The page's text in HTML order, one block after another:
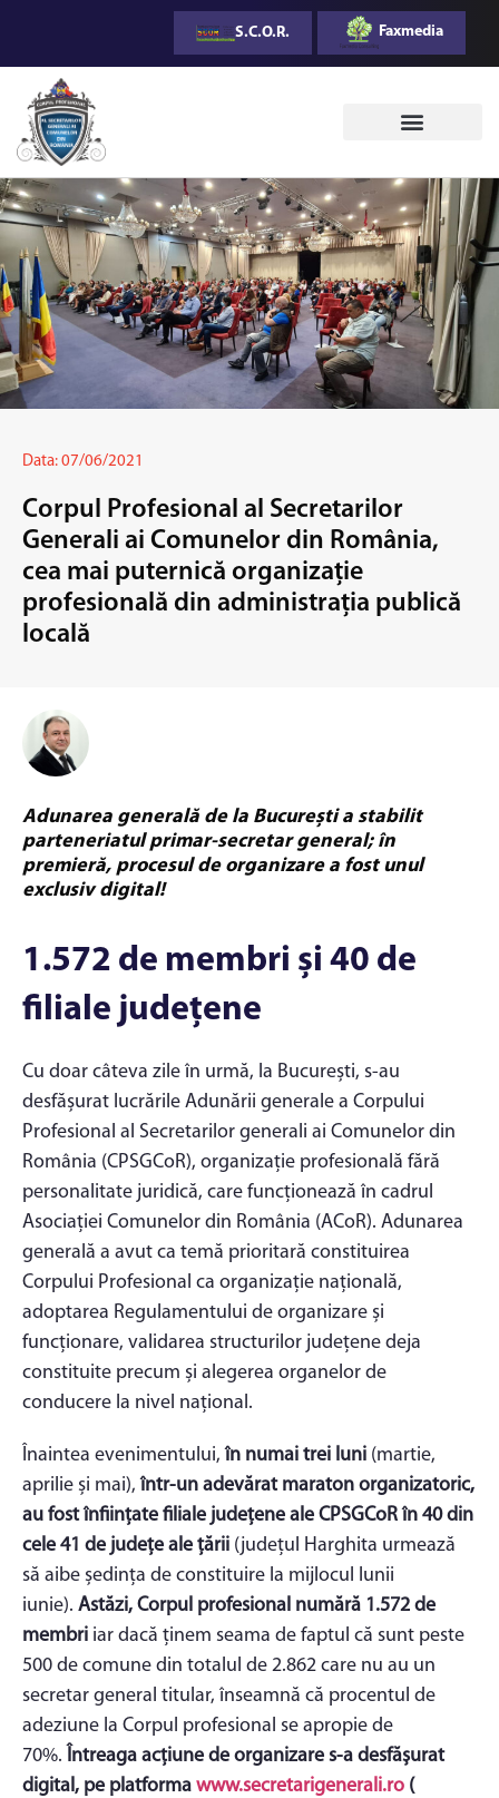
S.C.O.R. Faxmedia
Data: 07/06/2021
Corpul Profesional al Secretarilor
Generali ai Comunelor din România,
cea mai puternică organizație
profesională din administrația publică
locală
Adunarea generală de la București a stabilit
parteneriatul primar-secretar general; în
premieră, procesul de organizare a fost unul
exclusiv digital!
1.572 de membri și 40 de
filiale județene
Cu doar câteva zile în urmă, la București, s-au
desfășurat lucrările Adunării generale a Corpului
Profesional al Secretarilor generali ai Comunelor din
România (CPSGCoR), organizație profesională fără
personalitate juridică, care funcționează în cadrul
Asociației Comunelor din România (ACoR). Adunarea
generală a avut ca temă prioritară constituirea
Corpului Profesional ca organizație națională,
adoptarea Regulamentului de organizare și
funcționare, validarea structurilor județene deja
constituite precum și alegerea organelor de
conducere la nivel național.
Înaintea evenimentului,în numai trei luni (martie,
aprilie și mai), într-un adevărat maraton organizatoric,
au fost înființate filiale județene ale CPSGCoR în 40 din
cele 41 de județe ale țării (județul Harghita urmează
să aibe ședința de constituire la mijlocul lunii
iunie). Astăzi, Corpul profesional numără 1.572 de
membri iar dacă ținem seama de faptul că sunt peste
500 de comune din totalul de 2.862 care nu au un
secretar general titular, înseamnă că procentul de
adeziune la Corpul profesional se apropie de
70%. Întreaga acțiune de organizare s-a desfășurat
digital, pe platforma www.secretarigenerali.ro (